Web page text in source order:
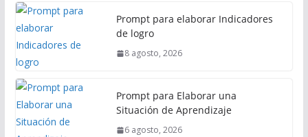
Prompt para elaborar Indicadores
de logro
8 agosto, 2026
Prompt para Elaborar una
Situación de Aprendizaje
6 agosto, 2026